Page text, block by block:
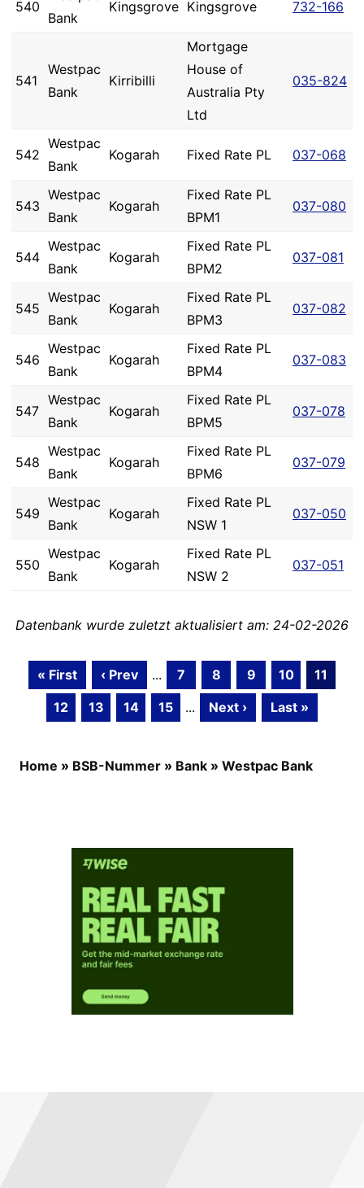
540
Bank
Kingsgrove Kingsgrove 732-166
541
Westpac
Bank
Kirribilli
Mortgage
House of
Australia Pty
Ltd
035-824
542
Westpac
Bank
Kogarah Fixed Rate PL 037-068
543
Westpac
Bank
Kogarah
Fixed Rate PL
BPM1
037-080
544
Westpac
Bank
Kogarah
Fixed Rate PL
BPM2
037-081
545
Westpac
Bank
Kogarah
Fixed Rate PL
BPM3
037-082
546
Westpac
Bank
Kogarah
Fixed Rate PL
BPM4
037-083
547
Westpac
Bank
Kogarah
Fixed Rate PL
BPM5
037-078
548
Westpac
Bank
Kogarah
Fixed Rate PL
BPM6
037-079
549
Westpac
Bank
Kogarah
Fixed Rate PL
NSW 1
037-050
550
Westpac
Bank
Kogarah
Fixed Rate PL
NSW 2
037-051
Datenbank wurde zuletzt aktualisiert am: 24-02-2026
« First ‹ Prev ... 7 8 9 10
11
12
13 14 15 ... Next › Last »
Home » BSB-Nummer » Bank » Westpac Bank